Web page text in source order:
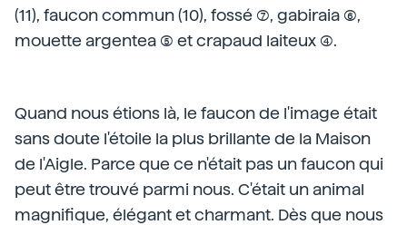
(11), faucon commun (10), fossé (7), gabiraia (6),
mouette argentea (5) et crapaud laiteux (4).
Quand nous étions là, le faucon de l'image était
sans doute l'étoile la plus brillante de la Maison
de l'Aigle. Parce que ce n'était pas un faucon qui
peut être trouvé parmi nous. C'était un animal
magnifique, élégant et charmant. Dès que nous